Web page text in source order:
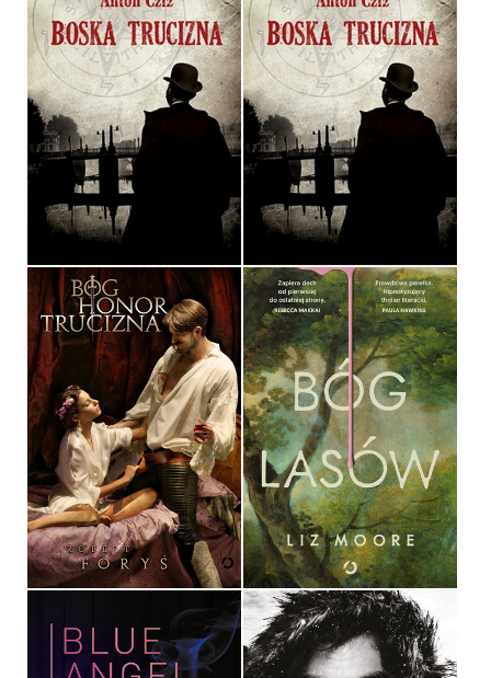
BOSKA TRUCIZNA
ANTON CZIŻ
OPRAWA MIĘKKA
32,90 ZŁ
BOSKA TRUCIZNA
ANTON CZIŻ
OPRAWA MIĘKKA
36,90 ZŁ
BÓG, HONOR, TRUCIZNA
X X
OPRAWA MIĘKKA
39,90 ZŁ
BÓG LASÓW
LIZ MOORE
OPRAWA MIĘKKA
59,99 ZŁ